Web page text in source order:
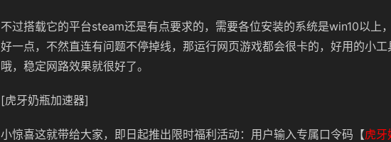
不过搭载它的平台steam还是有点要求的，需要各位安装的系统是win10以上
好一点，不然直连有问题不停掉线，那运行网页游戏都会很卡的，好用的小
哦，稳定网路效果就很好了。
[虎牙奶瓶加速器]
小惊喜这就带给大家， 即日起推出限时福利活动：用户输入专属口令码【虎牙